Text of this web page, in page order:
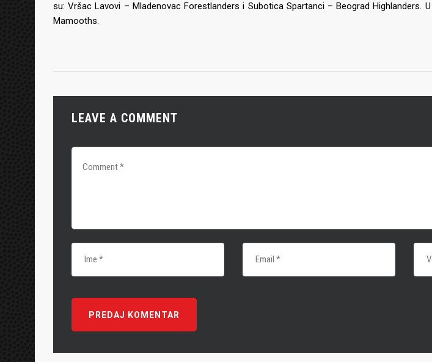
su: Vršac Lavovi – Mladenovac Forestlanders i Subotica Spartanci – Beograd Highlanders.
Mamooths.
LEAVE A COMMENT